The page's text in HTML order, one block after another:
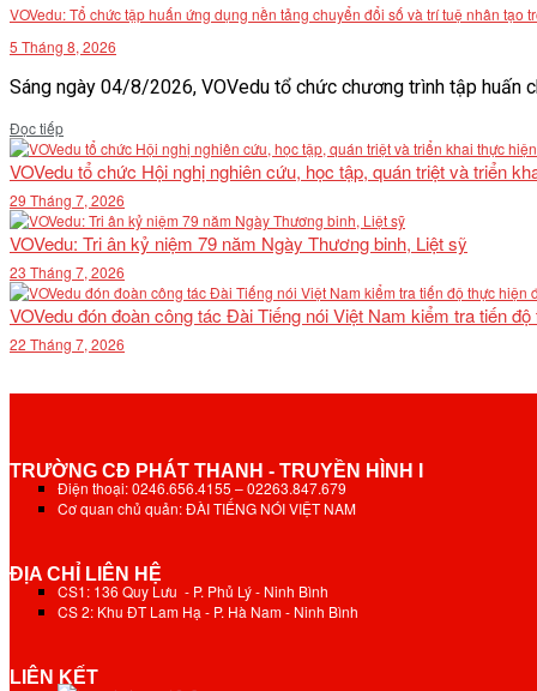
VOVedu: Tổ chức tập huấn ứng dụng nền tảng chuyển đổi số và trí tuệ nhân tạo
5 Tháng 8, 2026
Sáng ngày 04/8/2026, VOVedu tổ chức chương trình tập huấn
Đọc tiếpDetails
VOVedu tổ chức Hội nghị nghiên cứu, học tập, quán triệt và triển
29 Tháng 7, 2026
VOVedu: Tri ân kỷ niệm 79 năm Ngày Thương binh, Liệt sỹ
23 Tháng 7, 2026
VOVedu đón đoàn công tác Đài Tiếng nói Việt Nam kiểm tra tiến
22 Tháng 7, 2026
TRƯỜNG CĐ PHÁT THANH - TRUYỀN HÌNH I
Điện thoại: 0246.656.4155 – 02263.847.679
Cơ quan chủ quản: ĐÀI TIẾNG NÓI VIỆT NAM
ĐỊA CHỈ LIÊN HỆ
CS1: 136 Quy Lưu - P. Phủ Lý - Ninh Bình
CS 2: Khu ĐT Lam Hạ - P. Hà Nam - Ninh Bình
LIÊN KẾT